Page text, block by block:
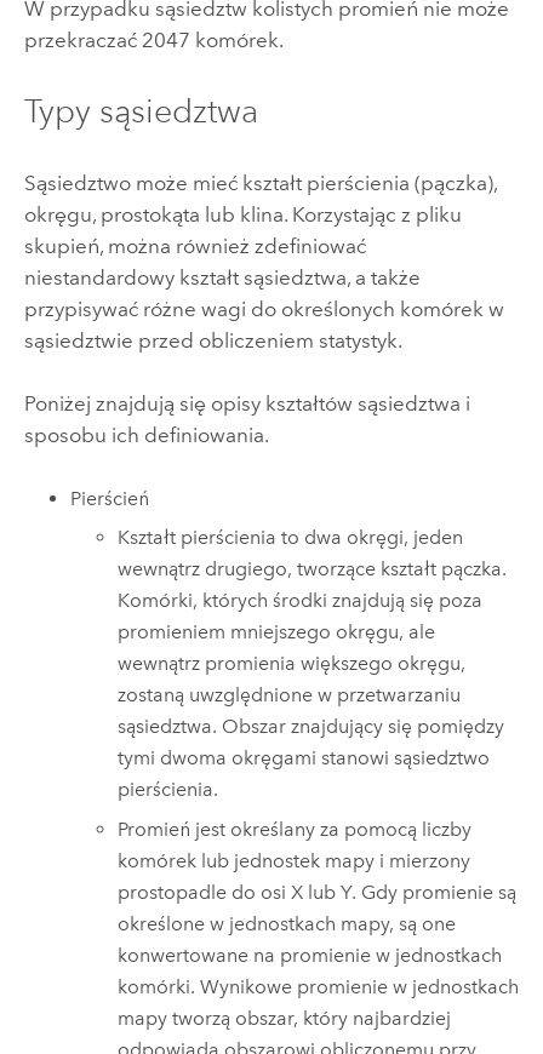
W przypadku sąsiedztw kolistych promień nie może
przekraczać 2047 komórek.
Typy sąsiedztwa
Sąsiedztwo może mieć kształt pierścienia (pączka),
okręgu, prostokąta lub klina. Korzystając z pliku
skupień, można również zdefiniować
niestandardowy kształt sąsiedztwa, a także
przypisywać różne wagi do określonych komórek w
sąsiedztwie przed obliczeniem statystyk.
Poniżej znajdują się opisy kształtów sąsiedztwa i
sposobu ich definiowania.
Pierścień
Kształt pierścienia to dwa okręgi, jeden
wewnątrz drugiego, tworzące kształt pączka.
Komórki, których środki znajdują się poza
promieniem mniejszego okręgu, ale
wewnątrz promienia większego okręgu,
zostaną uwzględnione w przetwarzaniu
sąsiedztwa. Obszar znajdujący się pomiędzy
tymi dwoma okręgami stanowi sąsiedztwo
pierścienia.
Promień jest określany za pomocą liczby
komórek lub jednostek mapy i mierzony
prostopadle do osi X lub Y. Gdy promienie są
określone w jednostkach mapy, są one
konwertowane na promienie w jednostkach
komórki. Wynikowe promienie w jednostkach
mapy tworzą obszar, który najbardziej
odpowiada obszarowi obliczonemu przy